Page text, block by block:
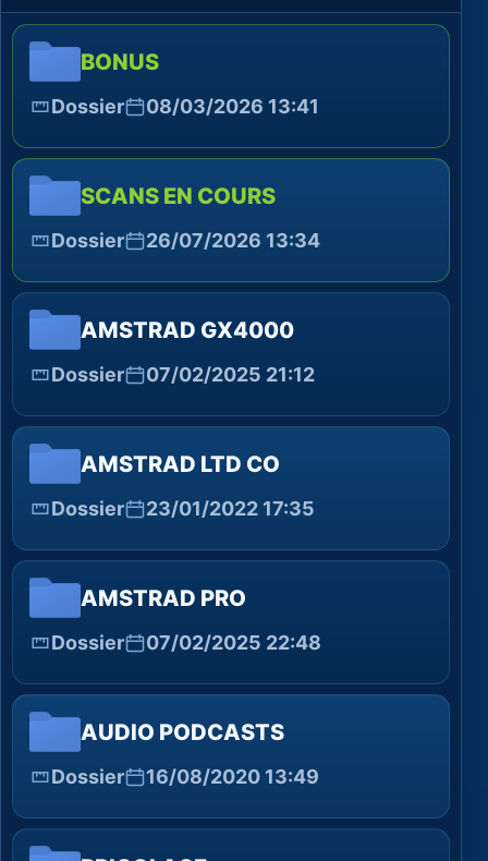
BONUS
Dossier 08/03/2026 13:41
SCANS EN COURS
Dossier 26/07/2026 13:34
AMSTRAD GX4000
Dossier 07/02/2025 21:12
AMSTRAD LTD CO
Dossier 23/01/2022 17:35
AMSTRAD PRO
Dossier 07/02/2025 22:48
AUDIO PODCASTS
Dossier 16/08/2020 13:49